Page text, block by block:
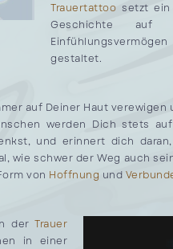
Trauertattoo setzt ein
Geschichte
gestaltet.
auf Deiner Haut verewigen
werden Dich stets
und erinnert dich
schwer der Weg auch
von Hoffnung und
derTrauer
in einer